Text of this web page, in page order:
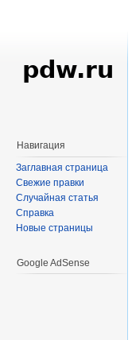
Навигация
Заглавная страница
Свежие правки
Случайная статья
Справка
Новые страницы
Google AdSense